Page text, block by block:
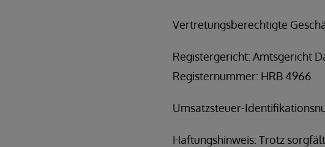
Vertretungsberechtigte
Registergericht: Amtsgericht
Registernummer: HRB 4966
Umsatzsteuer-
Haftungshinweis: Trotz